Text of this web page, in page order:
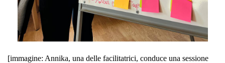
[immagine: Annika, una delle facilitatrici, conduce una sessione